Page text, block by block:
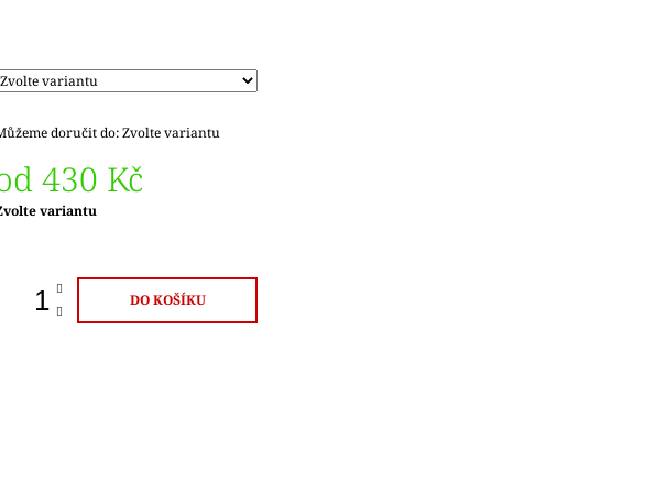
doručit do:Zvolte variantu
430 Kč
variantu
DO KOŠÍKU